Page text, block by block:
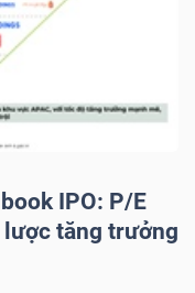
IPO: P/E
lược tăng trưởng